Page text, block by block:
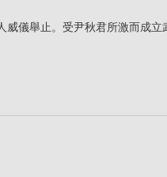
儀舉止。受尹秋君所激而成立